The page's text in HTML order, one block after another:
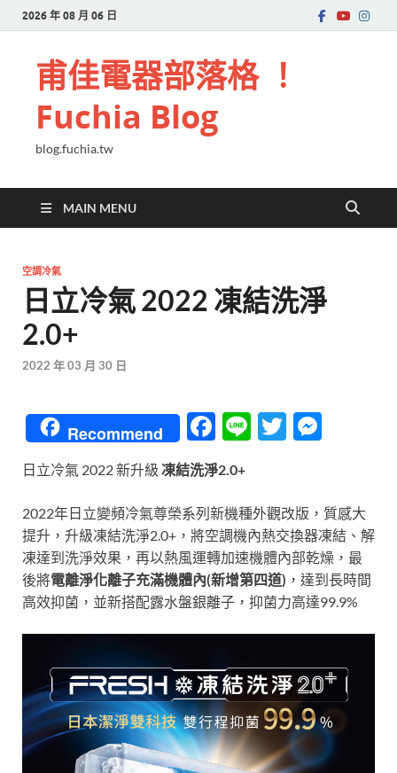
2026 年 08 月 06 日
甫佳電器部落格 ！
Fuchia Blog
blog.fuchia.tw
MAIN MENU
空調冷氣
日立冷氣 2022 凍結洗淨
2.0+
2022 年 03 月 30 日
Recommend
F
ac
e
b
o
o
k
Li
T
er n
g
er
日立冷氣 2022 新升級 凍結洗淨2.0+
2022年日立變頻冷氣尊榮系列新機種外觀改版，質感大
提升，升級凍結洗淨2.0+，將空調機內熱交換器凍結、解
凍達到洗淨效果，再以熱風運轉加速機體內部乾燥，最
後將電離淨化離子充滿機體內(新增第四道) ，達到長時間
高效抑菌，並新搭配露水盤銀離子，抑菌力高達99.9%